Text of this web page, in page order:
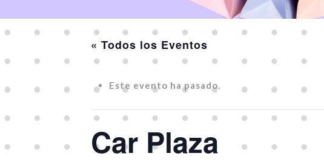
« Todos los Eventos
Este evento ha pasado.
Car Plaza